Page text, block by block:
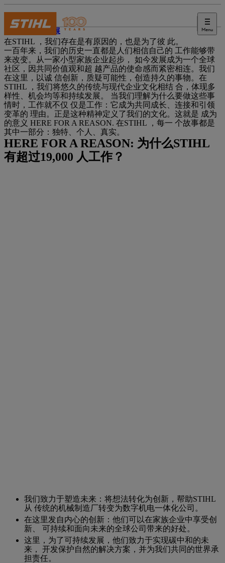
Menu
职业发展
在STIHL ，我们存在是有原因的，也是为了彼 此。
一百年来，我们的历史一直都是人们相信自己的 工作能够带
来改变。从一家小型家族企业起步， 如今发展成为一个全球
社区，因共同价值观和超 越产品的使命感而紧密相连。我们
在这里，以诚 信创新，质疑可能性，创造持久的事物。在
STIHL ，我们将悠久的传统与现代企业文化相结 合，体现多
样性、机会均等和持续发展。 当我们理解为什么要做这些事
情时，工作就不仅 仅是工作：它成为共同成长、连接和引领
变革的 理由。正是这种精神定义了我们的文化。这就是 成为
的意义 HERE FOR A REASON. 在STIHL ，每一 个故事都是
其中一部分：独特、个人、真实。
HERE FOR A REASON: 为什么STIHL
有超过19,000 人工作？
我们致力于塑造未来：将想法转化为创新，帮助STIHL
从 传统的机械制造厂转变为数字机电一体化公司。
在这里发自内心的创新：他们可以在家族企业中享受创
新、 可持续和面向未来的全球公司带来的好处。
这里，为了可持续发展，他们致力于实现碳中和的未
来， 开发保护自然的解决方案，并为我们共同的世界承
担责任。